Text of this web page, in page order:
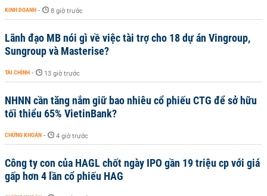
KINH DOANH - 8 giờ trước
Lãnh đạo MB nói gì về việc tài trợ cho 18 dự án Vingroup,
Sungroup và Masterise?
TÀI CHÍNH - 13 giờ trước
NHNN cần tăng nắm giữ bao nhiêu cổ phiếu CTG để sở hữu
tối thiểu 65% VietinBank?
CHỨNG KHOÁN - 4 giờ trước
Công ty con của HAGL chốt ngày IPO gần 19 triệu cp với giá
gấp hơn 4 lần cổ phiếu HAG